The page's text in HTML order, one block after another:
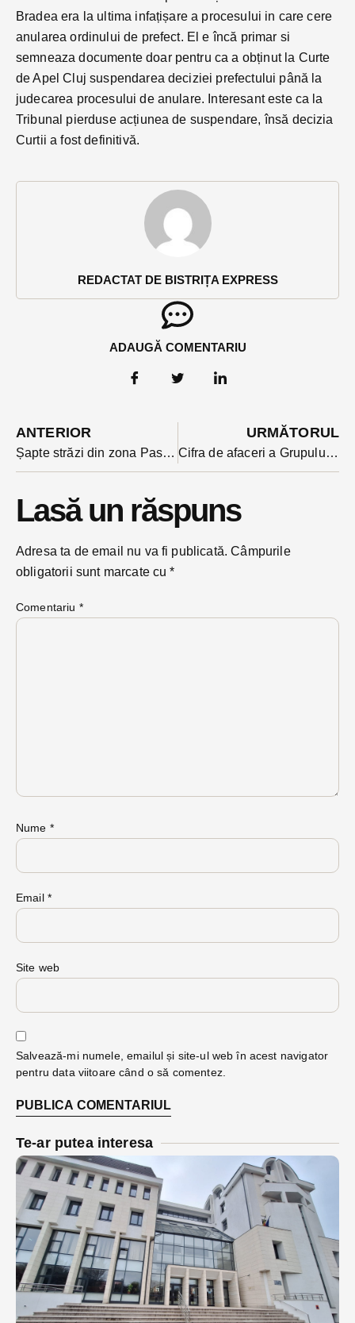
REDACTAT DE BISTRIȚA EXPRESS
ADAUGĂ COMENTARIU
Bradea era la ultima infațișare a procesului in care cere
anularea ordinului de prefect. El e încă primar si
semneaza documente doar pentru ca a obținut la Curte
de Apel Cluj suspendarea deciziei prefectului până la
judecarea procesului de anulare. Interesant este ca la
Tribunal pierduse acțiunea de suspendare, însă decizia
Curtii a fost definitivă.
ANTERIOR
Șapte străzi din zona Pasarelei au din aceasta seară iluminat stradal modern. O firmă din sud a făcut lucrarea
URMĂTORUL
Cifra de afaceri a Grupului Teraplast a depășit în 2025 borna de 1 miliard de lei iar profitul brut e +75%
Lasă un răspuns
Adresa ta de email nu va fi publicată. Câmpurile
obligatorii sunt marcate cu*
Comentariu *
Nume *
Email *
Site web
Salvează-mi numele, emailul și site-ul web în acest navigator
pentru data viitoare când o să comentez.
Te-ar putea interesa